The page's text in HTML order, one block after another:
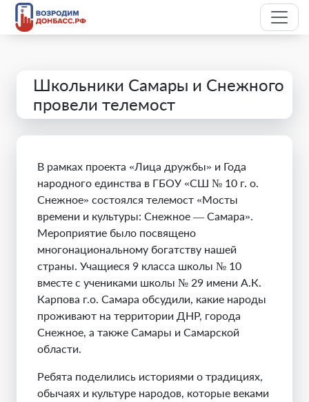
Школьники Самары и Снежного
провели телемост
В рамках проекта «Лица дружбы» и Года
народного единства в ГБОУ «СШ № 10 г. о.
Снежное» состоялся телемост «Мосты
времени и культуры: Снежное — Самара».
Мероприятие было посвящено
многонациональному богатству нашей
страны. Учащиеся 9 класса школы № 10
вместе с учениками школы № 29 имени А.К.
Карпова г.о. Самара обсудили, какие народы
проживают на территории ДНР, города
Снежное, а также Самары и Самарской
области.
Ребята поделились историями о традициях,
обычаях и культуре народов, которые веками